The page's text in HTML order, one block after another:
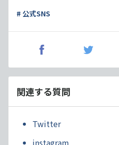
# 公式SNS
関連する質問
Twitter
instagram